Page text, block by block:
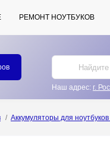
РЕМОНТ НОУТБУКОВ
Наш адрес: г.
Аккумуляторы для